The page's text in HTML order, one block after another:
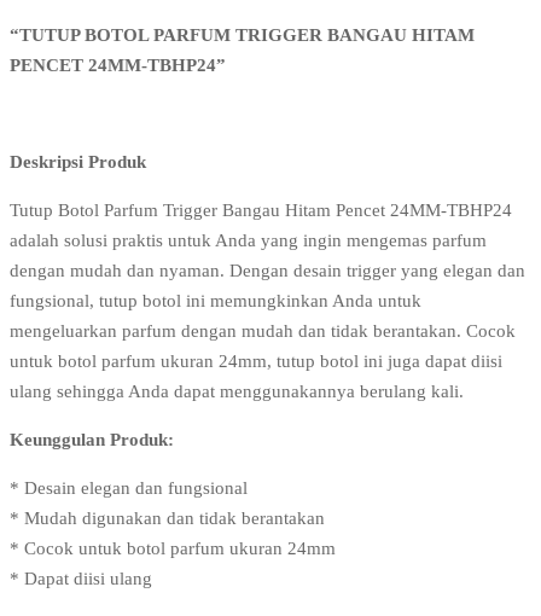
“TUTUP BOTOL PARFUM TRIGGER BANGAU HITAM
PENCET 24MM-TBHP24”
Deskripsi Produk
Tutup Botol Parfum Trigger Bangau Hitam Pencet 24MM-TBHP24
adalah solusi praktis untuk Anda yang ingin mengemas parfum
dengan mudah dan nyaman. Dengan desain trigger yang elegan dan
fungsional, tutup botol ini memungkinkan Anda untuk
mengeluarkan parfum dengan mudah dan tidak berantakan. Cocok
untuk botol parfum ukuran 24mm, tutup botol ini juga dapat diisi
ulang sehingga Anda dapat menggunakannya berulang kali.
Keunggulan Produk:
* Desain elegan dan fungsional
* Mudah digunakan dan tidak berantakan
* Cocok untuk botol parfum ukuran 24mm
* Dapat diisi ulang